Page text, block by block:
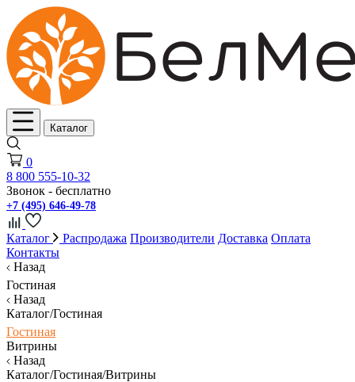
Каталог
0
8 800 555-10-32
Звонок - бесплатно
+7 (495) 646-49-78
Каталог Распродажа Производители Доставка Оплата
Контакты
Назад
Гостиная
Назад
Каталог/Гостиная
Гостиная
Витрины
Назад
Каталог/Гостиная/Витрины